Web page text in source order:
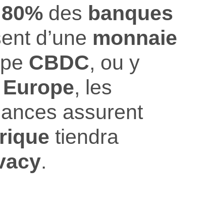
80% des banques
d’une monnaie
CBDC, ou y
Europe, les
assurent
tiendra
.